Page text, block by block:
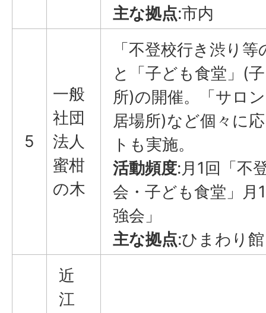
主な拠点:市内
5
一般
社団
法人
蜜柑
の木
「不登校行き渋り
と「子ども食堂」(
所)の開催。「サロ
居場所)など個々に
トも実施。
活動頻度:月1回「不
会・子ども食堂」月
強会」
主な拠点:ひまわり館
近
江